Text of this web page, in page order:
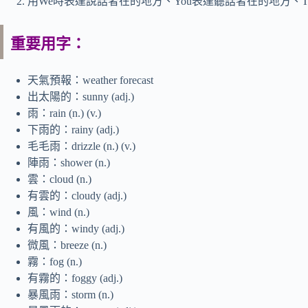
重要用字：
天氣預報：weather forecast
出太陽的：sunny (adj.)
雨：rain (n.) (v.)
下雨的：rainy (adj.)
毛毛雨：drizzle (n.) (v.)
陣雨：shower (n.)
雲：cloud (n.)
有雲的：cloudy (adj.)
風：wind (n.)
有風的：windy (adj.)
微風：breeze (n.)
霧：fog (n.)
有霧的：foggy (adj.)
暴風雨：storm (n.)